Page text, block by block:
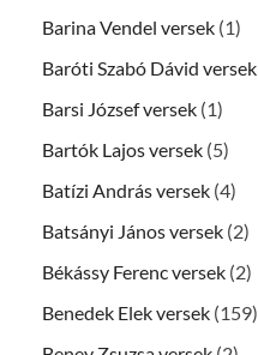
Barina Vendel versek (1)
Baróti Szabó Dávid versek
Barsi József versek (1)
Bartók Lajos versek (5)
Batízi András versek (4)
Batsányi János versek (2)
Békássy Ferenc versek (2)
Benedek Elek versek (159)